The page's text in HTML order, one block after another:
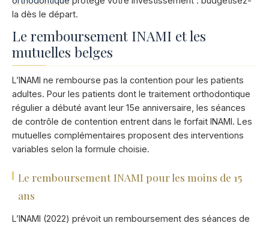
la dès le départ.
Le remboursement INAMI et les
mutuelles belges
L’INAMI ne rembourse pas la contention pour les patients
adultes. Pour les patients dont le traitement orthodontique
régulier a débuté avant leur 15e anniversaire, les séances
de contrôle de contention entrent dans le forfait INAMI. Les
mutuelles complémentaires proposent des interventions
variables selon la formule choisie.
Le remboursement INAMI pour les moins de 15
ans
L’INAMI (2022) prévoit un remboursement des séances de